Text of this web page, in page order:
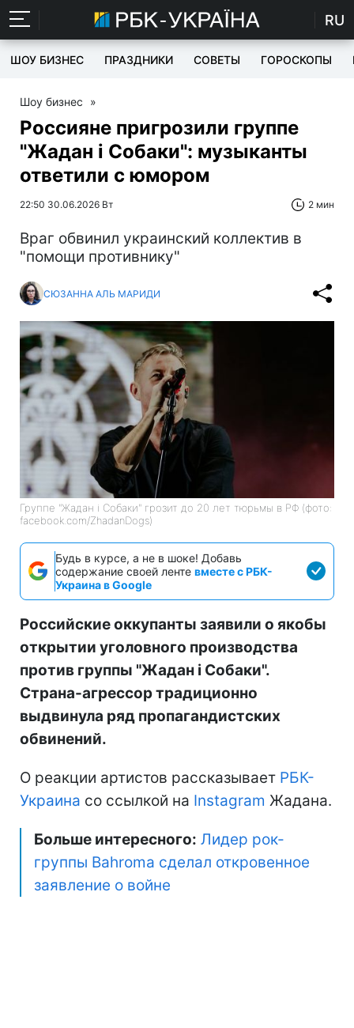
RU
ШОУ БИЗНЕС ПРАЗДНИКИ СОВЕТЫ ГОРОСКОПЫ
Шоу бизнес »
Россияне пригрозили группе
"Жадан і Собаки": музыканты
ответили с юмором
22:50 30.06.2026 Вт 2 мин
Враг обвинил украинский коллектив в
"помощи противнику"
СЮЗАННА АЛЬ МАРИДИ
Группе "Жадан і Собаки" грозит до 20 лет тюрьмы в РФ (фото:
facebook.com/ZhadanDogs)
Будь в курсе, а не в шоке! Добавь
содержание своей ленте вместе с РБК-
Украина в Google
Российские оккупанты заявили о якобы
открытии уголовного производства
против группы "Жадан і Собаки".
Страна-агрессор традиционно
выдвинула ряд пропагандистских
обвинений.
О реакции артистов рассказывает РБК-
Украина со ссылкой на Instagram Жадана.
Больше интересного: Лидер рок-
группы Bahromа сделал откровенное
заявление о войне